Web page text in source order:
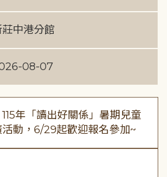
莊中港分館
08-07
115年「讀出好關係」暑期兒童
活動，6/29起歡迎報名參加~